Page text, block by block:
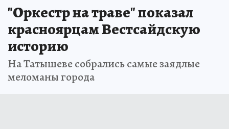
"Оркестр на траве" показал
красноярцам Вестсайдскую
историю
На Татышеве собрались самые заядлые
меломаны города